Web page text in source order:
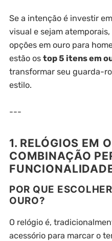
Se a intenção é investir
visual e sejam
opções em ouro para
estão os top 5 itens em
transformar seu guarda-
estilo.
---
1. RELÓGIOS EM
COMBINAÇÃO
POR QUE
OURO?
O relógio é,
acessório para marcar o